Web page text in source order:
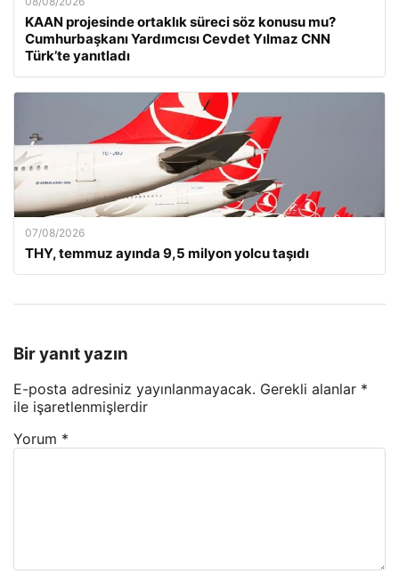
KAAN projesinde ortaklık süreci söz konusu mu?
Cumhurbaşkanı Yardımcısı Cevdet Yılmaz CNN
Türk’te yanıtladı
07/08/2026
THY, temmuz ayında 9,5 milyon yolcu taşıdı
Bir yanıt yazın
E-posta adresiniz yayınlanmayacak. Gerekli alanlar *
ile işaretlenmişlerdir
Yorum *